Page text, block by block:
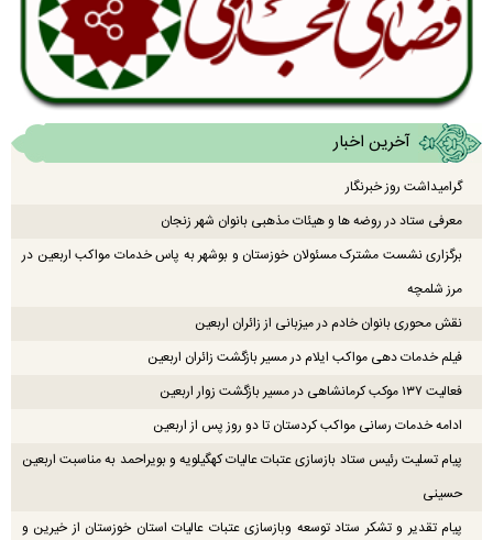
آخرین اخبار
گرامیداشت روز خبرنگار
معرفی ستاد در روضه ها و هیئات مذهبی بانوان شهر زنجان
برگزاری نشست مشترک مسئولان خوزستان و بوشهر به پاس خدمات مواکب اربعین در
مرز شلمچه
نقش محوری بانوان خادم در میزبانی از زائران اربعین
فیلم خدمات دهی مواکب ایلام در مسیر بازگشت زائران اربعین
فعالیت ۱۳۷ موکب کرمانشاهی در مسیر بازگشت زوار اربعین
ادامه خدمات رسانی مواکب کردستان تا دو روز پس از اربعین
پیام تسلیت رئیس ستاد بازسازی عتبات عالیات کهگیلویه و بویراحمد به مناسبت اربعین
حسینی
پیام تقدیر و تشکر ستاد توسعه وبازسازی عتبات عالیات استان خوزستان از خیرین و